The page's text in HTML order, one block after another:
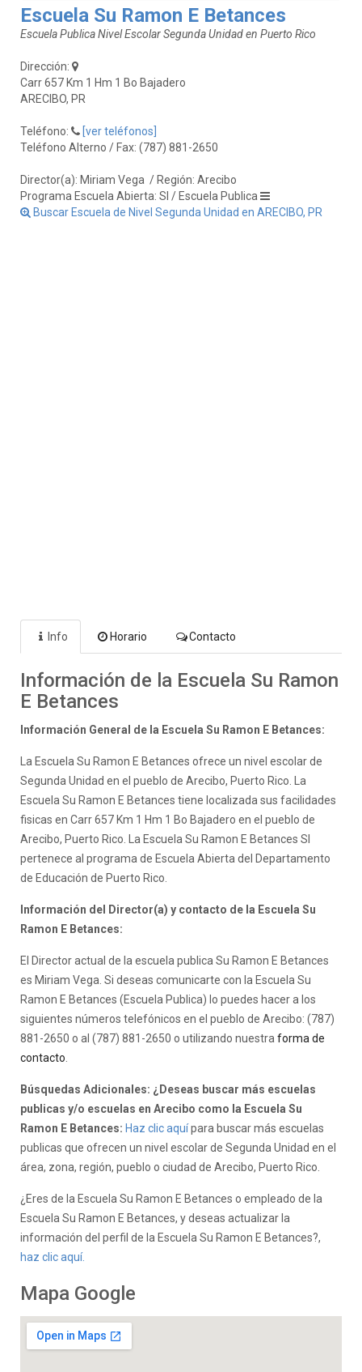
Escuela Su Ramon E Betances
Escuela Publica Nivel Escolar Segunda Unidad en Puerto Rico
Dirección:
Carr 657 Km 1 Hm 1 Bo Bajadero
ARECIBO, PR
Teléfono:
[ver teléfonos]
Teléfono Alterno / Fax: (787) 881-2650
Director(a): Miriam Vega / Región: Arecibo
Programa Escuela Abierta: SI / Escuela Publica
Buscar Escuela de Nivel Segunda Unidad en ARECIBO, PR
Info Horario Contacto
Información de la Escuela Su Ramon
E Betances
Información General de la Escuela Su Ramon E Betances:
La Escuela Su Ramon E Betances ofrece un nivel escolar de
Segunda Unidad en el pueblo de Arecibo, Puerto Rico. La
Escuela Su Ramon E Betances tiene localizada sus facilidades
fisicas en Carr 657 Km 1 Hm 1 Bo Bajadero en el pueblo de
Arecibo, Puerto Rico. La Escuela Su Ramon E Betances SI
pertenece al programa de Escuela Abierta del Departamento
de Educación de Puerto Rico.
Información del Director(a) y contacto de la Escuela Su
Ramon E Betances:
El Director actual de la escuela publica Su Ramon E Betances
es Miriam Vega. Si deseas comunicarte con la Escuela Su
Ramon E Betances (Escuela Publica) lo puedes hacer a los
siguientes números telefónicos en el pueblo de Arecibo: (787)
881-2650 o al (787) 881-2650 o utilizando nuestra forma de
contacto
Búsquedas Adicionales: ¿Deseas buscar más escuelas
publicas y/o escuelas en Arecibo como la Escuela Su
Ramon E Betances: Haz clic aquípara buscar más escuelas
publicas que ofrecen un nivel escolar de Segunda Unidad en el
área, zona, región, pueblo o ciudad de Arecibo, Puerto Rico.
¿Eres de la Escuela Su Ramon E Betances o empleado de la
Escuela Su Ramon E Betances, y deseas actualizar la
información del perfil de la Escuela Su Ramon E Betances?,
haz clic aquí.
Mapa Google